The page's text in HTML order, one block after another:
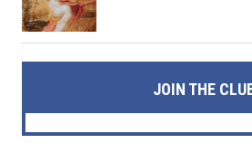
JOIN THE